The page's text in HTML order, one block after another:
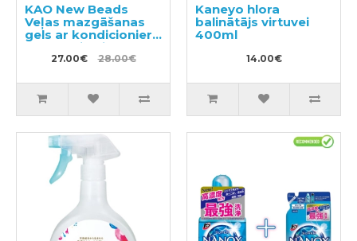
KAO New Beads
Veļas mazgāšanas
gels ar kondicionieri
740g + pildviela 650g
27.00€ 28.00€
Kaneyo hlora
balinātājs virtuvei
400ml
14.00€